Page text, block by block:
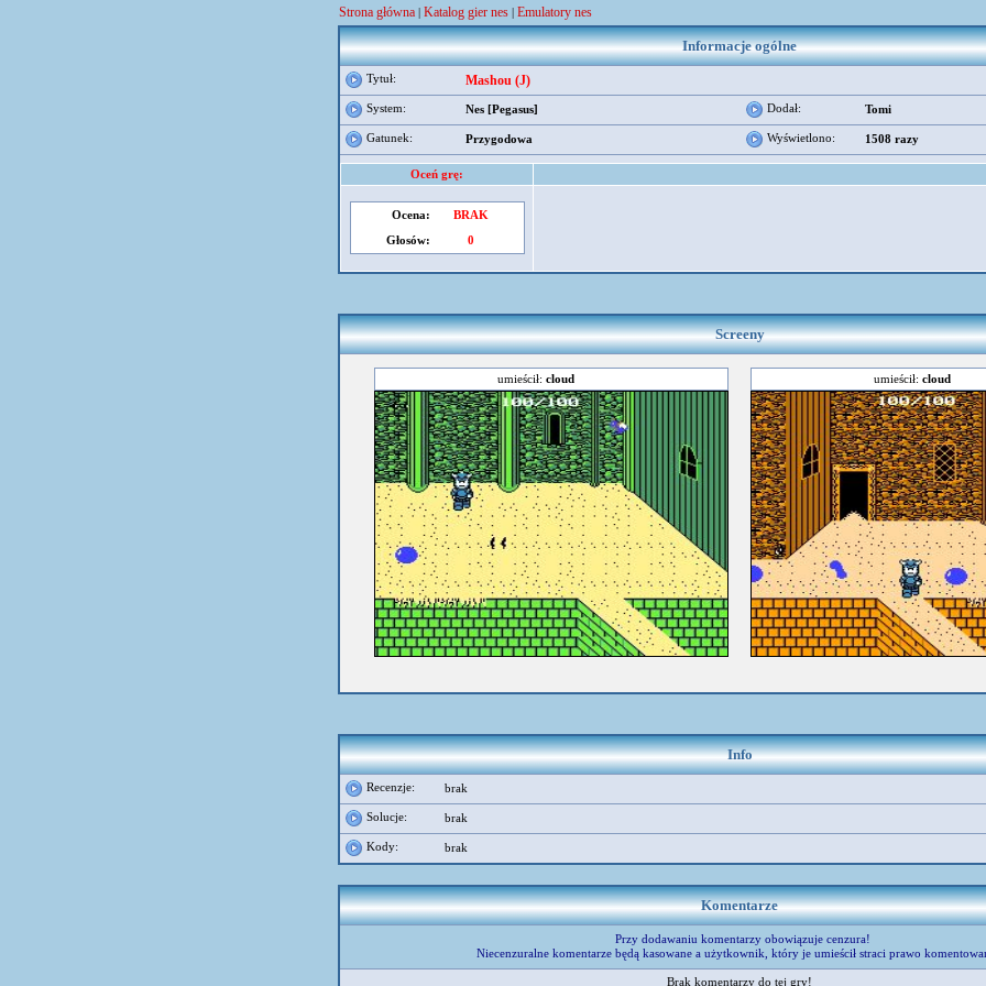
Strona główna | Katalog gier nes | Emulatory nes
Informacje ogólne
Tytuł: Mashou (J)
System: Nes [Pegasus] Dodał: Tomi
Gatunek: Przygodowa Wyświetlono: 1508 razy
Oceń grę:
Ocena:
BRAK
Głosów:
0
Screeny
umieścił: cloud umieścił: cloud
Info
Recenzje: brak
Solucje: brak
Kody: brak
Komentarze
Przy dodawaniu komentarzy obowiązuje cenzura!
Niecenzuralne komentarze będą kasowane a użytkownik, który je umieścił straci prawo
Brak komentarzy do tej gry!